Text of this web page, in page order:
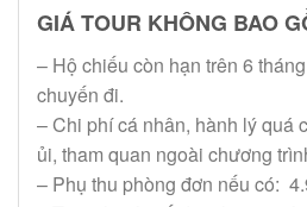
GIÁ TOUR KHÔNG BAO
– Hộ chiếu còn hạn trên 6
chuyến đi.
– Chi phí cá nhân, hành lý quá
ủi, tham quan ngoài chương
– Phụ thu phòng đơn nếu có: